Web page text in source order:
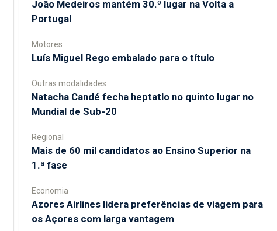
João Medeiros mantém 30.º lugar na Volta a
Portugal
Motores
Luís Miguel Rego embalado para o título
Outras modalidades
Natacha Candé fecha heptatlo no quinto lugar no
Mundial de Sub-20
Regional
Mais de 60 mil candidatos ao Ensino Superior na
1.ª fase
Economia
Azores Airlines lidera preferências de viagem para
os Açores com larga vantagem